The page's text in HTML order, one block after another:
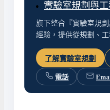
實驗室規劃與工
實驗室建
實驗桌規
旗下整合『實驗室規
經驗，提供從規劃、
了解實驗室規劃
電話